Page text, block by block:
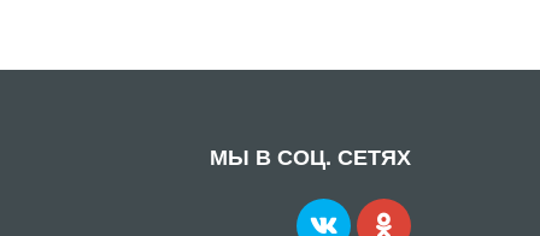
МЫ В СОЦ. СЕТЯХ